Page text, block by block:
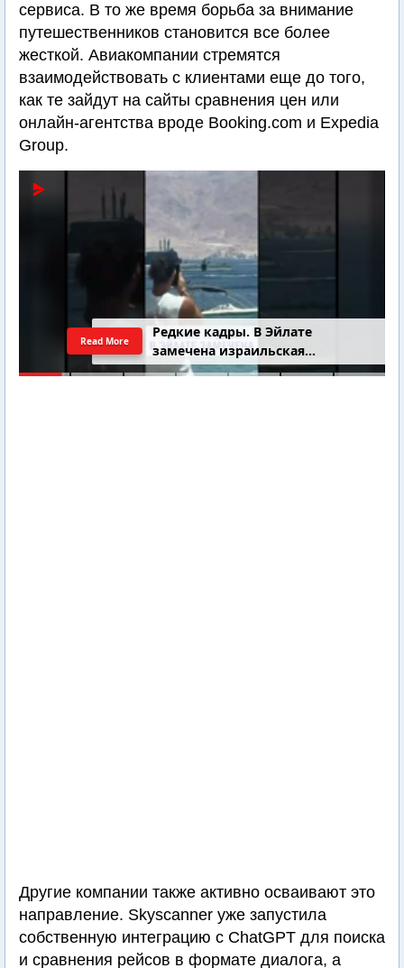
сервиса. В то же время борьба за внимание
путешественников становится все более
жесткой. Авиакомпании стремятся
взаимодействовать с клиентами еще до того,
как те зайдут на сайты сравнения цен или
онлайн-агентства вроде Booking.com и Expedia
Group.
Редкие кадры. В Эйлате
замечена израильская
подводная лодка
Read More
Другие компании также активно осваивают это
направление. Skyscanner уже запустила
собственную интеграцию с ChatGPT для поиска
и сравнения рейсов в формате диалога, а